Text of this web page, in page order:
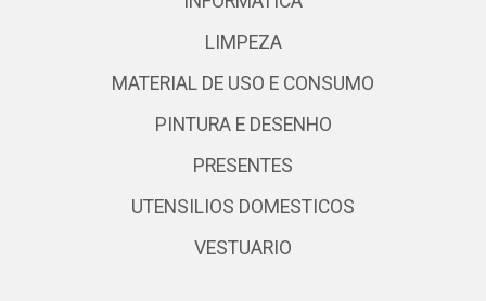
LIMPEZA
MATERIAL DE USO E CONSUMO
PINTURA E DESENHO
PRESENTES
UTENSILIOS DOMESTICOS
VESTUARIO